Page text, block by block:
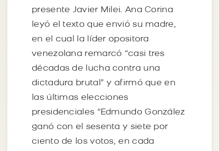
presente Javier Milei. Ana Corina
leyó el texto que envió su madre,
en el cual la líder opositora
venezolana remarcó “casi tres
décadas de lucha contra una
dictadura brutal” y afirmó que en
las últimas elecciones
presidenciales “Edmundo González
ganó con el sesenta y siete por
ciento de los votos, en cada